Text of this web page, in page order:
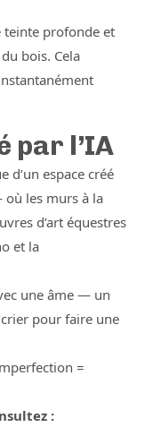
teinte profonde et
bois. Cela
par l’IA
d’un espace créé
où les murs à la
d’art équestres
et la
une âme — un
pour faire une
=
: